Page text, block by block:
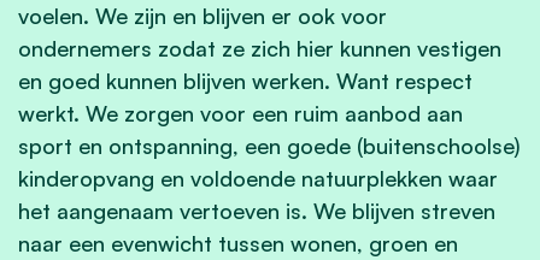
voelen. We zijn en blijven er ook voor
ondernemers zodat ze zich hier kunnen vestigen
en goed kunnen blijven werken. Want respect
werkt. We zorgen voor een ruim aanbod aan
sport en ontspanning, een goede (buitenschoolse)
kinderopvang en voldoende natuurplekken waar
het aangenaam vertoeven is. We blijven streven
naar een evenwicht tussen wonen, groen en